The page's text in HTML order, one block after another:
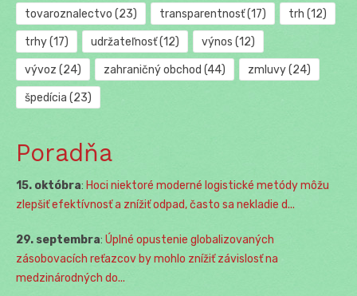
tovaroznalectvo (23) transparentnosť(17) trh (12)
trhy(17) udržateľnosť(12) výnos (12)
vývoz (24) zahraničný obchod (44) zmluvy(24)
špedícia (23)
Poradňa
15. októbra: Hoci niektoré moderné logistické metódy môžu
zlepšiť efektívnosť a znížiť odpad, často sa nekladie d...
29. septembra: Úplné opustenie globalizovaných
zásobovacích reťazcov by mohlo znížiť závislosť na
medzinárodných do...